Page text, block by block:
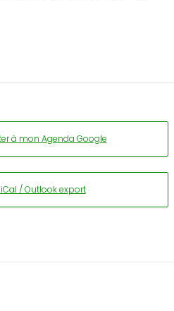
à mon Agenda Google
/ Outlook export